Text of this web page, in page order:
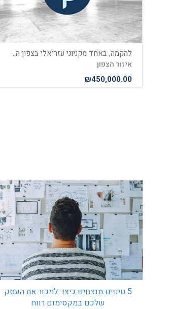
להקמה, באחד מקניוני עזריאלי בצפון הארץ, סניף של רשת אופנה
איזור הצפון
₪450,000.00
5 טיפים מנצחים כיצד למכור את העסק
שלכם במקסימום רווח